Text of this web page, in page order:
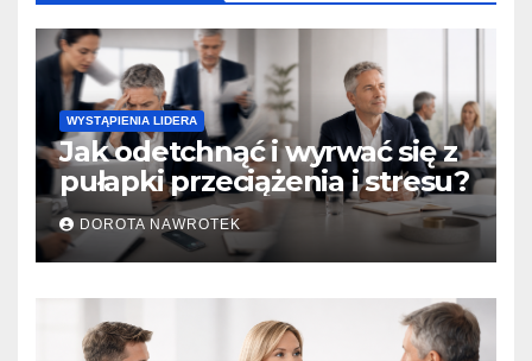
WYSTĄPIENIA LIDERA
Jak odetchnąć i wyrwać się z
pułapki przeciążenia i stresu?
DOROTA NAWROTEK